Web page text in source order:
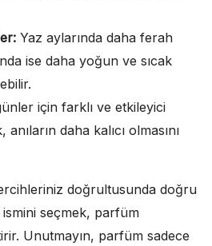
Yaz aylarında daha ferah
ise daha yoğun ve sıcak
için farklı ve etkileyici
daha kalıcı olmasını
doğrultusunda doğru
seçmek, parfüm
Unutmayın, parfüm sadece